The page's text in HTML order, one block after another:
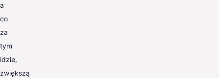
a
co
za
tym
idzie,
zwiększą